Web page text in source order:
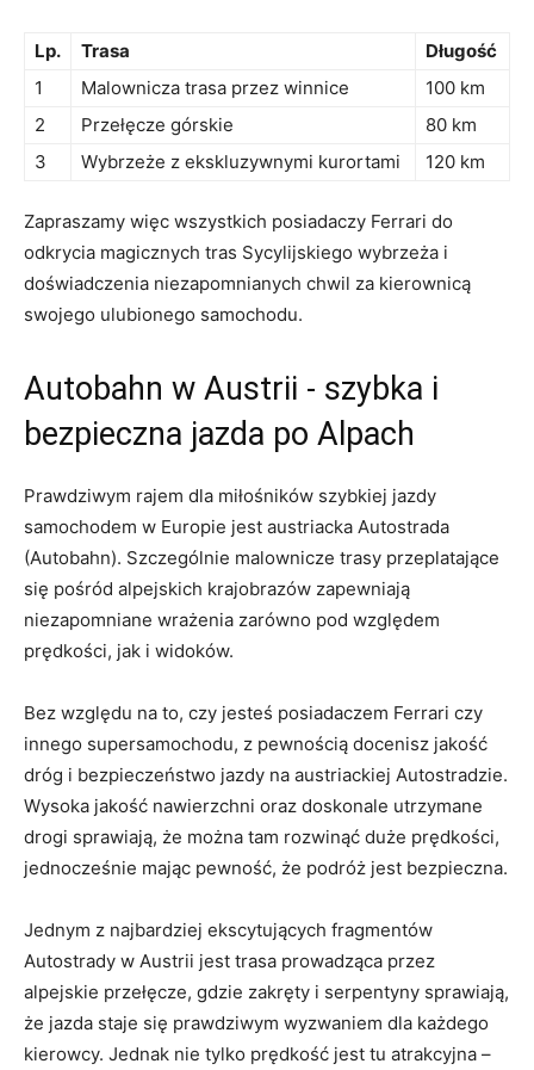
Lp. Trasa
Długość
1
Malownicza‌ trasa⁢ przez winnice
100 km
2
Przełęcze górskie
80 km
3
Wybrzeże z ekskluzywnymi ⁢kurortami 120 km
Zapraszamy więc ​wszystkich posiadaczy Ferrari‍ do
odkrycia⁤ magicznych tras Sycylijskiego ‍wybrzeża i
doświadczenia‌ niezapomnianych ⁤chwil za kierownicą ​
swojego ulubionego samochodu.
Autobahn⁢ w ‌Austrii ​- szybka⁤ i
bezpieczna jazda po Alpach
Prawdziwym rajem dla miłośników szybkiej⁢ jazdy
samochodem w Europie jest ⁣austriacka⁣ Autostrada
(Autobahn). Szczególnie malownicze trasy‍ przeplatające
się pośród alpejskich⁢ krajobrazów zapewniają‌
niezapomniane wrażenia zarówno pod względem
prędkości, jak i widoków.
Bez względu na to, czy jesteś posiadaczem Ferrari czy
innego supersamochodu,⁢ z ⁣pewnością ‌docenisz jakość
dróg i ⁣bezpieczeństwo jazdy na ⁣austriackiej Autostradzie.
Wysoka jakość nawierzchni ⁤oraz doskonale utrzymane
drogi ⁢sprawiają, że można ‌tam rozwinąć duże⁣ prędkości,
jednocześnie mając pewność, że podróż jest bezpieczna.
Jednym z ​najbardziej ekscytujących fragmentów
Autostrady w ​Austrii jest‌ trasa prowadząca ​przez
alpejskie przełęcze, gdzie ‍zakręty i serpentyny sprawiają,
że jazda staje się prawdziwym wyzwaniem dla każdego
kierowcy. ⁤Jednak nie ⁤tylko prędkość jest tu⁢ atrakcyjna –